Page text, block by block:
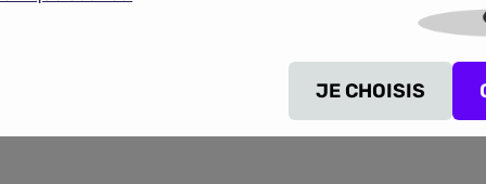
JE CHOISIS